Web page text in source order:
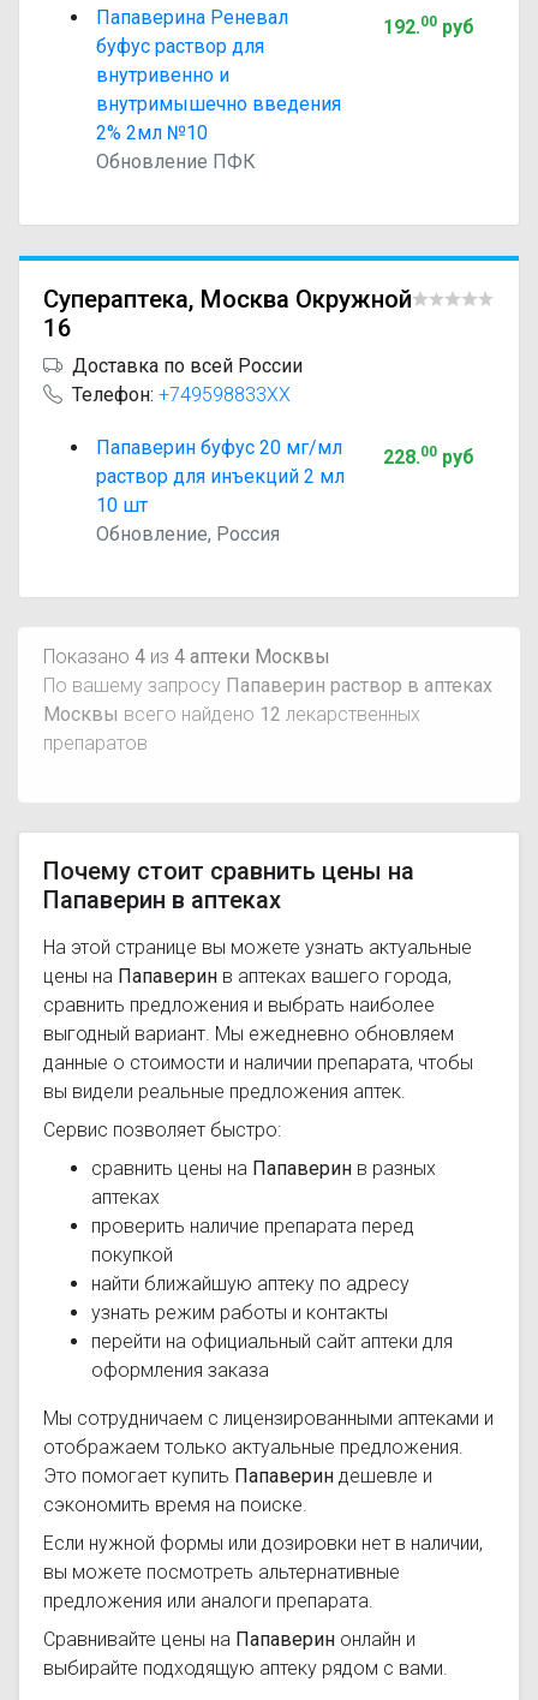
Папаверина Реневал
буфус раствор для
внутривенно и
внутримышечно введения
2% 2мл №10
Обновление ПФК
192.00руб
Супераптека, Москва Окружной
16
Доставка по всей России
Телефон: +749598833XX
Папаверин буфус 20 мг/мл
раствор для инъекций 2 мл
10 шт
Обновление, Россия
228.00руб
Показано 4 из 4 аптеки Москвы
По вашему запросу Папаверин раствор в аптеках
Москвы всего найдено 12 лекарственных
препаратов
Почему стоит сравнить цены на
Папаверин в аптеках
На этой странице вы можете узнать актуальные
цены на Папаверин в аптеках вашего города,
сравнить предложения и выбрать наиболее
выгодный вариант. Мы ежедневно обновляем
данные о стоимости и наличии препарата, чтобы
вы видели реальные предложения аптек.
Сервис позволяет быстро:
сравнить цены на Папаверин в разных
аптеках
проверить наличие препарата перед
покупкой
найти ближайшую аптеку по адресу
узнать режим работы и контакты
перейти на официальный сайт аптеки для
оформления заказа
Мы сотрудничаем с лицензированными аптеками и
отображаем только актуальные предложения.
Это помогает купить Папаверин дешевле и
сэкономить время на поиске.
Если нужной формы или дозировки нет в наличии,
вы можете посмотреть альтернативные
предложения или аналоги препарата.
Сравнивайте цены на Папаверин онлайн и
выбирайте подходящую аптеку рядом с вами.